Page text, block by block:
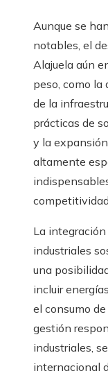
Aunque se
notables, el
Alajuela aún
peso, como
de la
prácticas de
y la
altamente
La
industriales
una
incluir
el consumo
gestión
industriales,
internacional